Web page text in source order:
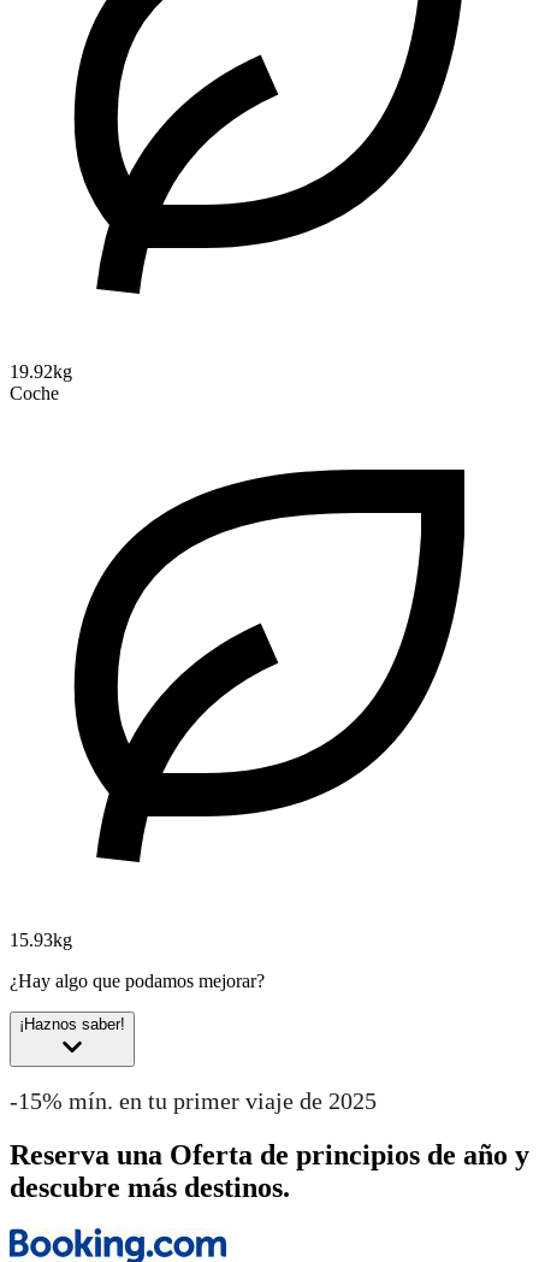
19.92kg
Coche
15.93kg
¿Hay algo que podamos mejorar?
¡Haznos saber!
-15% mín. en tu primer viaje de 2025
Reserva una Oferta de principios de año y
descubre más destinos.